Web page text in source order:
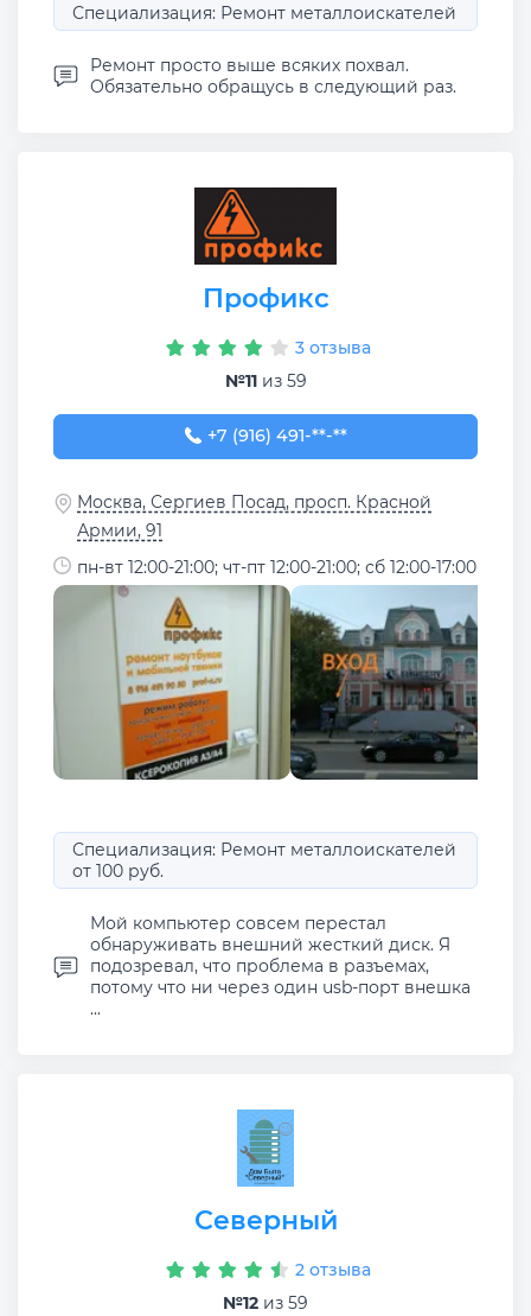
Специализация: Ремонт металлоискателей
Ремонт просто выше всяких похвал.
Обязательно обращусь в следующий раз.
Профикс
3 отзыва
№11из 59
+7 (916) 491-90-50
+7 (916) 491-**-**
Москва, Сергиев Посад, просп. Красной
Армии, 91
пн-вт 12:00-21:00; чт-пт 12:00-21:00; сб 12:00-17:00
Специализация: Ремонт металлоискателей
от 100 руб.
Мой компьютер совсем перестал
обнаруживать внешний жесткий диск. Я
подозревал, что проблема в разъемах,
потому что ни через один usb-порт внешка
...
Северный
2 отзыва
№12 из 59